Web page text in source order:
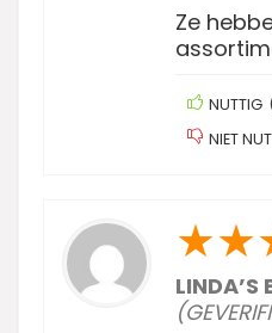
Ze
NUTTIG
NIET
★★
LINDA’S